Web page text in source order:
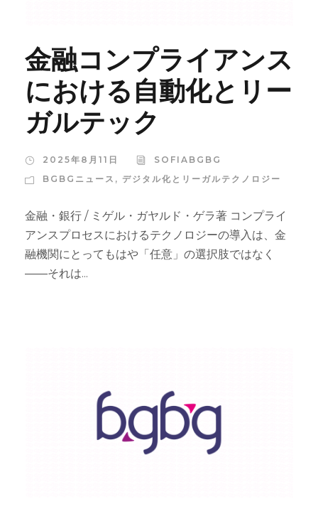
金融コンプライアンス
における自動化とリー
ガルテック
2025年8月11日
SOFIABGBG
BGBGニュース , デジタル化とリーガルテクノロジー
金融・銀行 / ミゲル・ガヤルド・ゲラ著 コンプライ
アンスプロセスにおけるテクノロジーの導入は、金
融機関にとってもはや「任意」の選択肢ではなく
――それは...